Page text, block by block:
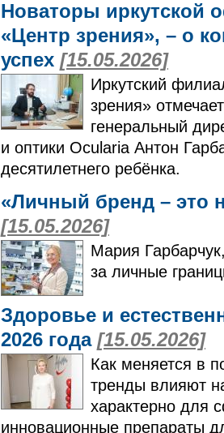
Новаторы иркутской
«Центр зрения», – о
успех [15.05.2026]
Иркутский
зрения»
генеральный
и оптики Ocularia Антон
десятилетнего ребёнка.
«Личный бренд – это
[15.05.2026]
Мария
за личные
Здоровье и
2026 года [15.05.2026]
​​​​​​​Как меняется в
тренды влияют
характерно для
инновационные препараты